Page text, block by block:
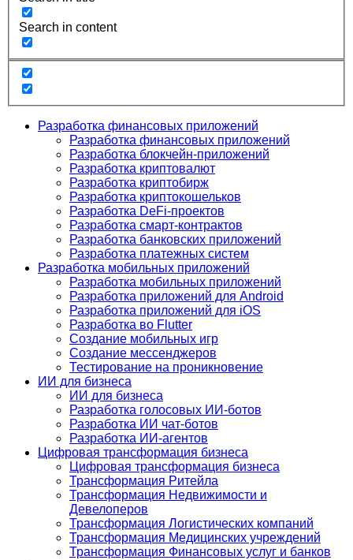
Search in content
Разработка финансовых приложений
Разработка финансовых приложений
Разработка блокчейн-приложений
Разработка криптовалют
Разработка криптобирж
Разработка криптокошельков
Разработка DeFi-проектов
Разработка смарт-контрактов
Разработка банковских приложений
Разработка платежных систем
Разработка мобильных приложений
Разработка мобильных приложений
Разработка приложений для Android
Разработка приложений для iOS
Разработка во Flutter
Создание мобильных игр
Создание мессенджеров
Тестирование на проникновение
ИИ для бизнеса
ИИ для бизнеса
Разработка голосовых ИИ-ботов
Разработка ИИ чат-ботов
Разработка ИИ-агентов
Цифровая трансформация бизнеса
Цифровая трансформация бизнеса
Трансформация Ритейла
Трансформация Недвижимости и
Девелоперов
Трансформация Логистических компаний
Трансформация Медицинских учреждений
Трансформация Финансовых услуг и банков